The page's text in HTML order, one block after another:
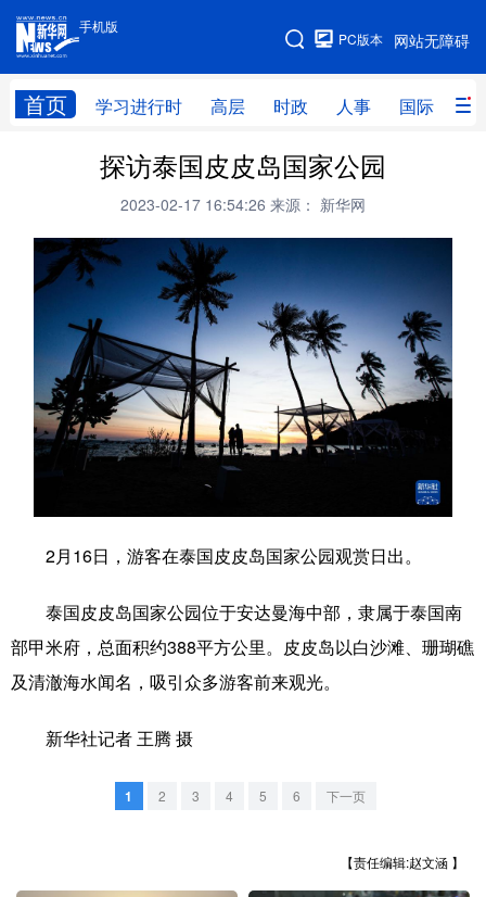
手机版
网站无障碍
PC版本
首页 学习进行时 高层 时政 人事 国际 财
手机版
网站地图
学习进行时 高层 时政
财经 网评
台湾 思客智库
科创 量子
文化 书画 健康 军事
访谈 视频 图片 政务
法律 中央文件 金融
数字经济
彩票 娱乐 时尚 悦读
辽宁 吉林 上海 江苏
探访泰国皮皮岛国家公园
2023-02-17 16:54:26 来源： 新华网
2月16日，游客在泰国皮皮岛国家公园观赏日出。
泰国皮皮岛国家公园位于安达曼海中部，隶属于泰国南
部甲米府，总面积约388平方公里。皮皮岛以白沙滩、珊瑚礁
及清澈海水闻名，吸引众多游客前来观光。
新华社记者 王腾 摄
1 2 3 4 5 6 下一页
【责任编辑:赵文涵 】